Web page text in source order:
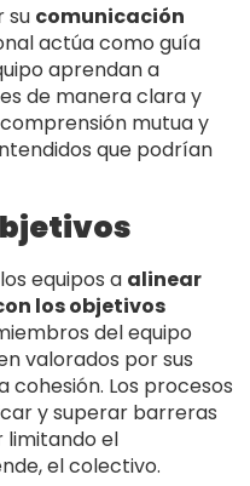
su comunicación
actúa como guía
aprendan a
de manera clara y
mutua y
que podrían
equipos a alinear
los objetivos
del equipo
valorados por sus
Los procesos
y superar barreras
limitando el
el colectivo.